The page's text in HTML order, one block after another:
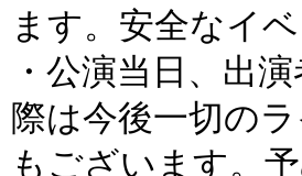
ます。安全なイ
・公演当日、出
際は今後一切の
もございます。